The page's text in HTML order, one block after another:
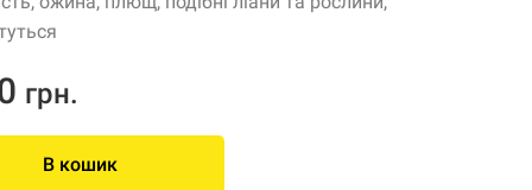
грн.
В кошик